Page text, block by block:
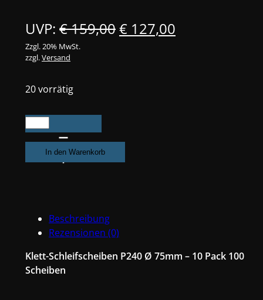
UVP: €159,00Ursprünglicher
€ 127,00
Zzgl. 20% MwSt.
zzgl.Versand
20 vorrätig
1000X
Exzenter
Schleifpapier
/
75mm
7
Loch
In den Warenkorb
Beschreibung
Rezensionen (0)
Klett-Schleifscheiben P240 Ø 75mm – 10 Pack 100
Scheiben